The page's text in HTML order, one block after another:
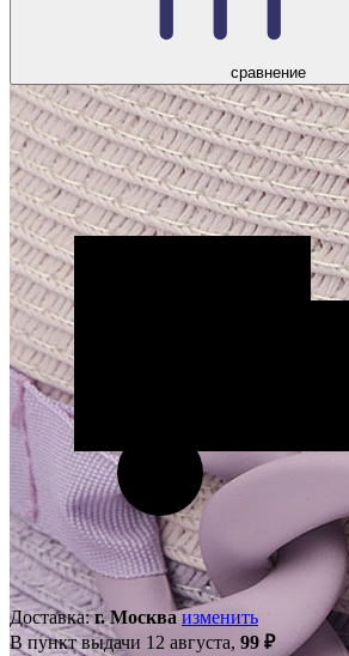
сравнение
Доставка:г. Москва изменить
В пункт выдачи 12 августа, 99 ₽